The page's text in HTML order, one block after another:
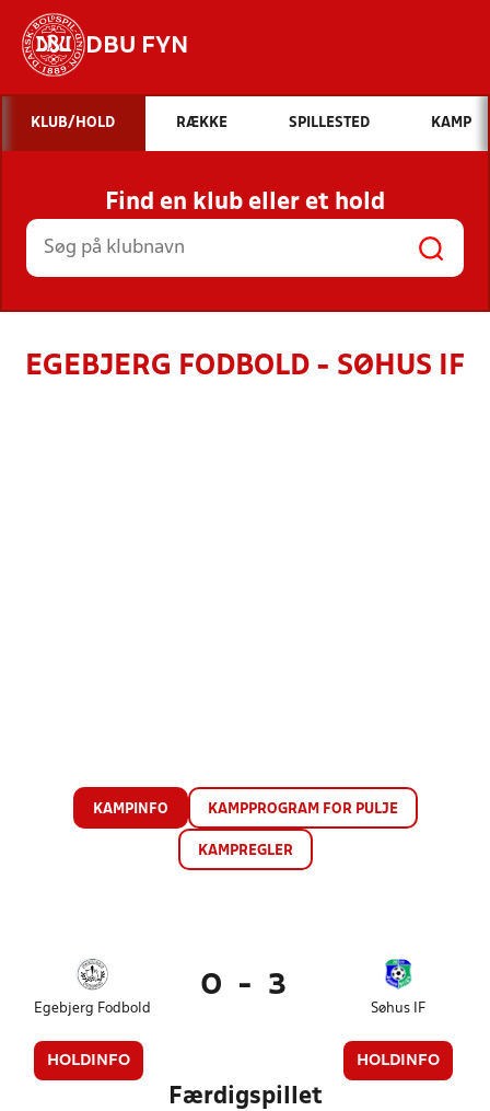
DBU FYN
Hvad vil du søge efter?
INDHOLD OG NYHEDER
STILLINGER, RESULTATER, KLUBBER OG
HOLD
KLUB/HOLD RÆKKE SPILLESTED KAMP
Find en klub eller et hold
EGEBJERG FODBOLD - SØHUS IF
KAMPINFO KAMPPROGRAM FOR PULJE
KAMPREGLER
Egebjerg Fodbold
HOLDINFO
0 - 3
Søhus IF
HOLDINFO
Færdigspillet